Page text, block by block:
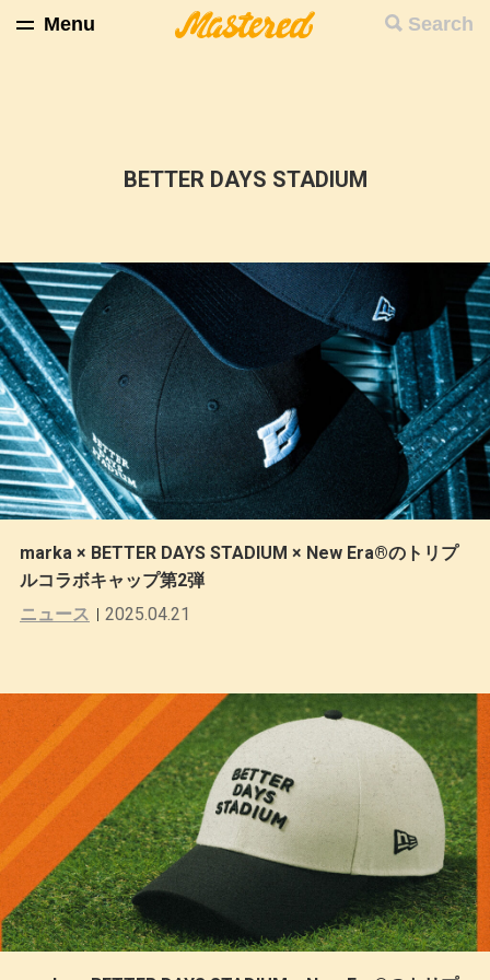
Search
Menu
BETTER DAYS STADIUM
marka × BETTER DAYS STADIUM × New Era®のトリプ
ルコラボキャップ第2弾
ニュース
2025.04.21